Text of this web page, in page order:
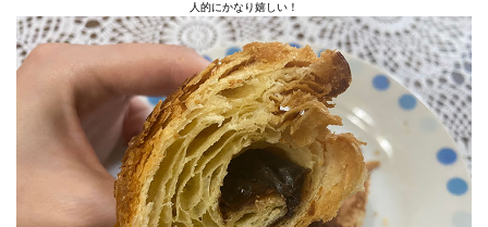
人的にかなり嬉しい！